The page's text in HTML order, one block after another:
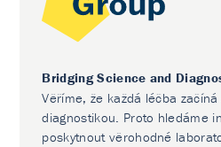
Bridging Science and
Věříme, že každá léčba
diagnostikou. Proto hledáme
poskytnout věrohodné